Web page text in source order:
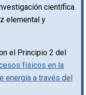
científica.
elemental y
el Principio 2 del
físicos en la
energía a través del